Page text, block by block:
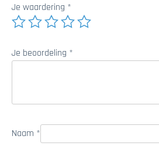
Je waardering *
Je beoordeling *
Naam *